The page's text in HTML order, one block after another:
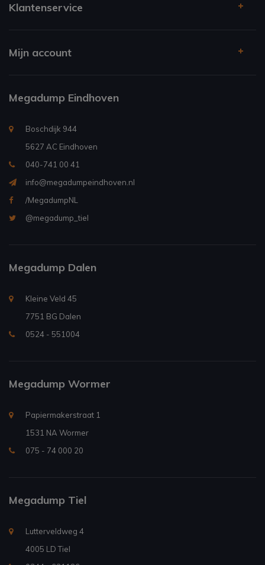
Klantenservice
Mijn account
Megadump Eindhoven
Boschdijk 944
5627 AC Eindhoven
040-741 00 41
info@megadumpeindhoven.nl
/MegadumpNL
@megadump_tiel
Megadump Dalen
Kleine Veld 45
7751 BG Dalen
0524 - 551004
Megadump Wormer
Papiermakerstraat 1
1531 NA Wormer
075 - 74 000 20
Megadump Tiel
Lutterveldweg 4
4005 LD Tiel